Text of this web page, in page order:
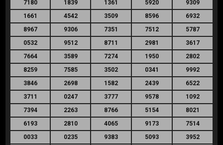
7180
1839 1361 5920
9309
1661
4542 3509 8596
6932
8967
9306 7351 7512
5787
0532
9512 8711 2981
3617
7664
3589 7274 1950
2802
8259
7585 3502 0341
9992
3846
2698 1582 2439
6522
3711
0247 3777 9578
1092
7394
2263 8766 5154
8021
6193
2810 4065 9173
7514
0033
0235 9383 5093
3952